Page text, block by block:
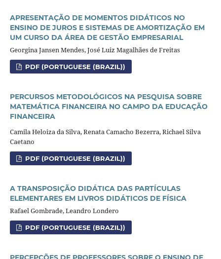
APRESENTAÇÃO DE MOMENTOS DIDÁTICOS NO
ENSINO DE JUROS E SISTEMAS DE AMORTIZAÇÃO EM
UM CURSO DA ÁREA DE GESTÃO EMPRESARIAL
Georgina Jansen Mendes, José Luiz Magalhães de Freitas
PDF (PORTUGUESE (BRAZIL))
PERCURSOS METODOLÓGICOS NA PESQUISA SOBRE
MATEMÁTICA FINANCEIRA NO CAMPO DA EDUCAÇÃO
FINANCEIRA
Camila Heloiza da Silva, Renata Camacho Bezerra, Richael Silva
Caetano
PDF (PORTUGUESE (BRAZIL))
A TRANSPOSIÇÃO DIDÁTICA DAS PARTÍCULAS
ELEMENTARES EM LIVROS DIDÁTICOS DE FÍSICA
Rafael Gombrade, Leandro Londero
PDF (PORTUGUESE (BRAZIL))